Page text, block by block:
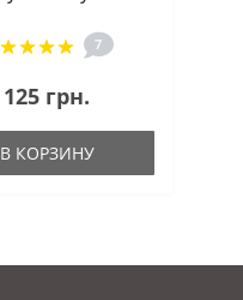
7
125 грн.
В КОРЗИНУ